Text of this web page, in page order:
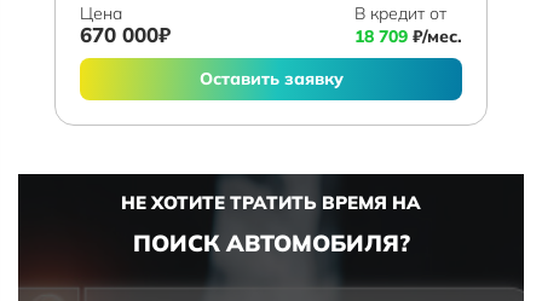
Цена
670 000₽
В кредит от
18 709 ₽/мес.
Оставить заявку
НЕ ХОТИТЕ ТРАТИТЬ ВРЕМЯ НА
ПОИСК АВТОМОБИЛЯ?